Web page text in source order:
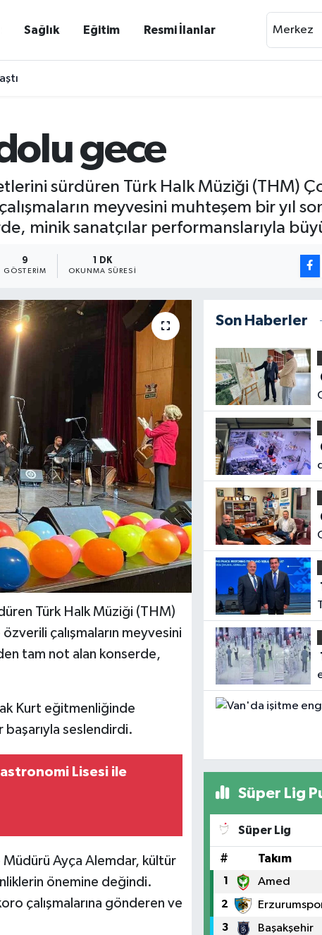
Sağlık Eğitim Resmi İlanlar Merkez
gece
sürdüren Türk Halk Müziği (THM)
meyvesini muhteşem bir yıl
minik sanatçılar performanslarıyla
9
GÖSTERIM
1 DK
OKUNMA SÜRESI
Türk Halk Müziği (THM)
çalışmaların meyvesini
tam not alan konserde,
Kurt eğitmenliğinde
başarıyla seslendirdi.
Lisesi ile
Müdürü Ayça Alemdar, kültür
önemine değindi.
çalışmalarına gönderen ve
Son Haberler
Süper Lig
Süper Lig
# Takım
1 Amed
2
3 Başakşehir